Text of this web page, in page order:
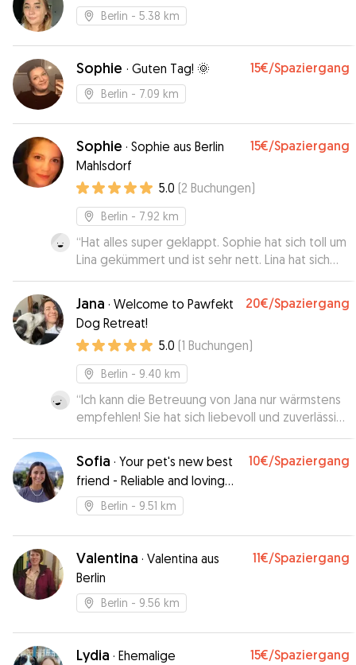
Berlin - 5.38 km
Sophie · Guten Tag! 🌞 15€/Spaziergang
Berlin - 7.09 km
Sophie · Sophie aus Berlin
Mahlsdorf
15€/Spaziergang
5.0 (2 Buchungen)
Berlin - 7.92 km
“Hat alles super geklappt. Sophie hat sich toll um
Lina gekümmert und ist sehr nett. Lina hat sich
sehr wohlgefühlt. Gerne wieder!”
Jana · Welcome to Pawfekt
Dog Retreat!
20€/Spaziergang
5.0 (1 Buchungen)
Berlin - 9.40 km
“Ich kann die Betreuung von Jana nur wärmstens
empfehlen! Sie hat sich liebevoll und zuverlässig
um meine kleine Emma (eine Bolonka)
gekümmert. Emma ist normalerweise etwas
schüchtern, aber bei ihr hat sie sich sofort
wohlgefühlt. Der Umgang war sehr fürsorglich,
und ich habe regelmäßige Updates und Bilder
Man merkt sofort, dass Jana Hunde liebt und viel
Erfahrung mitbringt. Ich werde sie auf jeden Fall
wieder buchen – Emma freut sich schon auf das
nächste Mal!”
Sofia · Your pet's new best
friend - Reliable and loving
care
10€/Spaziergang
Berlin - 9.51 km
Valentina · Valentina aus
Berlin
11€/Spaziergang
Berlin - 9.56 km
Lydia · Ehemalige
15€/Spaziergang